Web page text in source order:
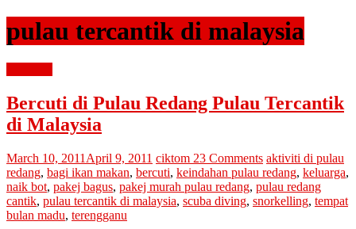
pulau tercantik di malaysia
Bercuti di Pulau Redang Pulau Tercantik
di Malaysia
March 10, 2011 April 9, 2011 ciktom 23 Comments aktiviti di pulau
redang, bagi ikan makan, bercuti, keindahan pulau redang, keluarga,
naik bot, pakej bagus, pakej murah pulau redang, pulau redang
cantik, pulau tercantik di malaysia, scuba diving, snorkelling, tempat
bulan madu, terengganu